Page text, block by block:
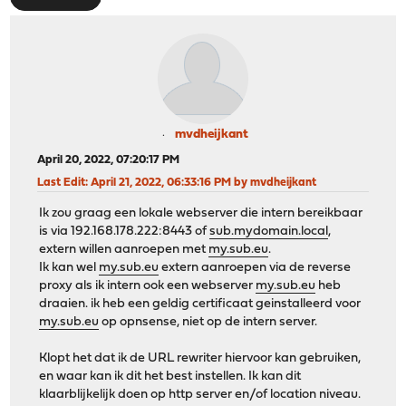
mvdheijkant
April 20, 2022, 07:20:17 PM
Last Edit: April 21, 2022, 06:33:16 PM by mvdheijkant
Ik zou graag een lokale webserver die intern bereikbaar
is via 192.168.178.222:8443 ofsub.mydomain.local,
extern willen aanroepen met my.sub.eu.
Ik kan wel my.sub.eu extern aanroepen via de reverse
proxy als ik intern ook een webserver my.sub.eu heb
draaien. ik heb een geldig certificaat geinstalleerd voor
my.sub.eu op opnsense, niet op de intern server.
Klopt het dat ik de URL rewriter hiervoor kan gebruiken,
en waar kan ik dit het best instellen. Ik kan dit
klaarblijkelijk doen op http server en/of location niveau.